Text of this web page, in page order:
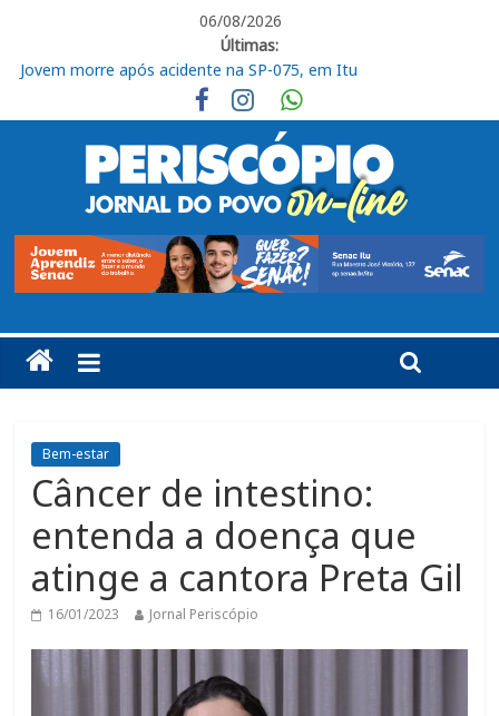
06/08/2026
Últimas:
Jovem morre após acidente na SP-075, em Itu
Ituano segue focado no confronto contra o Barra
Em Piracicaba, base do Ituano tem uma vitória e um empate
Campeonato Amador Série Ouro tem sequência em Itu
Jogador do Ituano denuncia injúria racial em partida do Paulista
Bem-estar
Câncer de intestino:
entenda a doença que
atinge a cantora Preta Gil
16/01/2023 Jornal Periscópio